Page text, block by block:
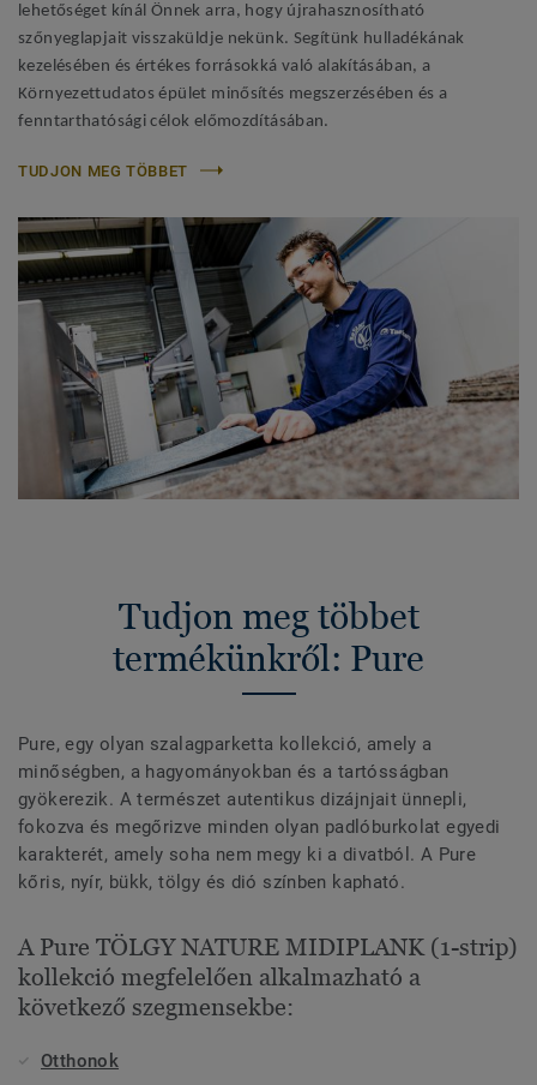
lehetőséget kínál Önnek arra, hogy újrahasznosítható
szőnyeglapjait visszaküldje nekünk. Segítünk hulladékának
kezelésében és értékes forrásokká való alakításában, a
Környezettudatos épület minősítés megszerzésében és a
fenntarthatósági célok előmozdításában.
TUDJON MEG TÖBBET
Tudjon meg többet
termékünkről: Pure
Pure, egy olyan szalagparketta kollekció, amely a
minőségben, a hagyományokban és a tartósságban
gyökerezik. A természet autentikus dizájnjait ünnepli,
fokozva és megőrizve minden olyan padlóburkolat egyedi
karakterét, amely soha nem megy ki a divatból. A Pure
kőris, nyír, bükk, tölgy és dió színben kapható.
A Pure TÖLGY NATURE MIDIPLANK (1-strip)
kollekció megfelelően alkalmazható a
következő szegmensekbe:
Otthonok